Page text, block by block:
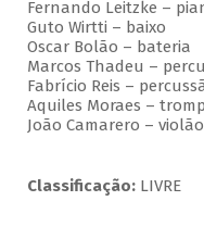
Fernando Leitzke –
Guto Wirtti – baixo
Oscar Bolão – bateria
Marcos Thadeu –
Fabrício Reis –
Aquiles Moraes –
João Camarero –
Classificação:LIVRE